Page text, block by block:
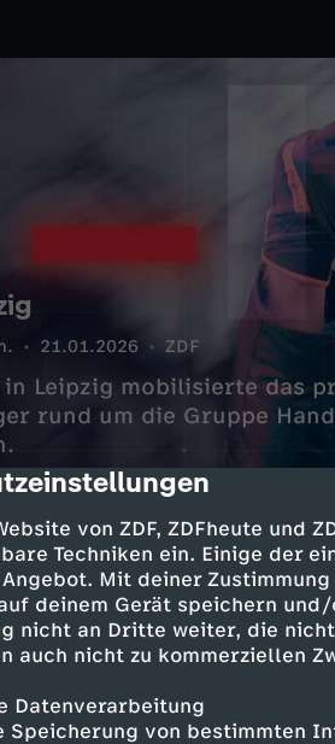
von ZDF, ZDFheute und
Techniken ein. Einige der
Mit deiner
deinem Gerät speichern
nicht an Dritte weiter, die
auch nicht zu kommerziellen
Datenverarbeitung
Speicherung von bestimmten
21.01.2026 ZDF
in Leipzig mobilisierte das
rund um die Gruppe